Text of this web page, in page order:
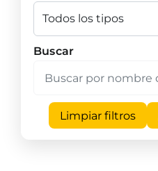
Buscar
Limpiar filtros